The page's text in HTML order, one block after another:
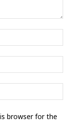
browser for the